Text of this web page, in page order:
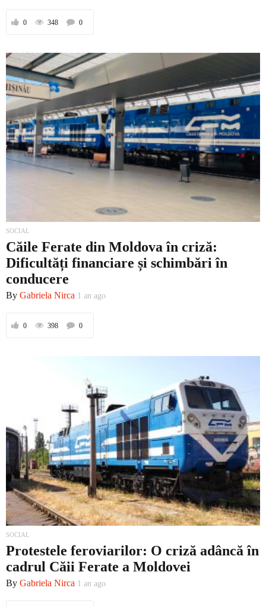
0 348 0
SOCIAL
Căile Ferate din Moldova în criză:
Dificultăți financiare și schimbări în
conducere
By Gabriela Nirca 1 an ago
0 398 0
SOCIAL
Protestele feroviarilor: O criză adâncă în
cadrul Căii Ferate a Moldovei
By Gabriela Nirca 1 an ago